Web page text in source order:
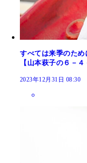
すべては来季のため
【山本萩子の６－
2023年12月31日 08:30